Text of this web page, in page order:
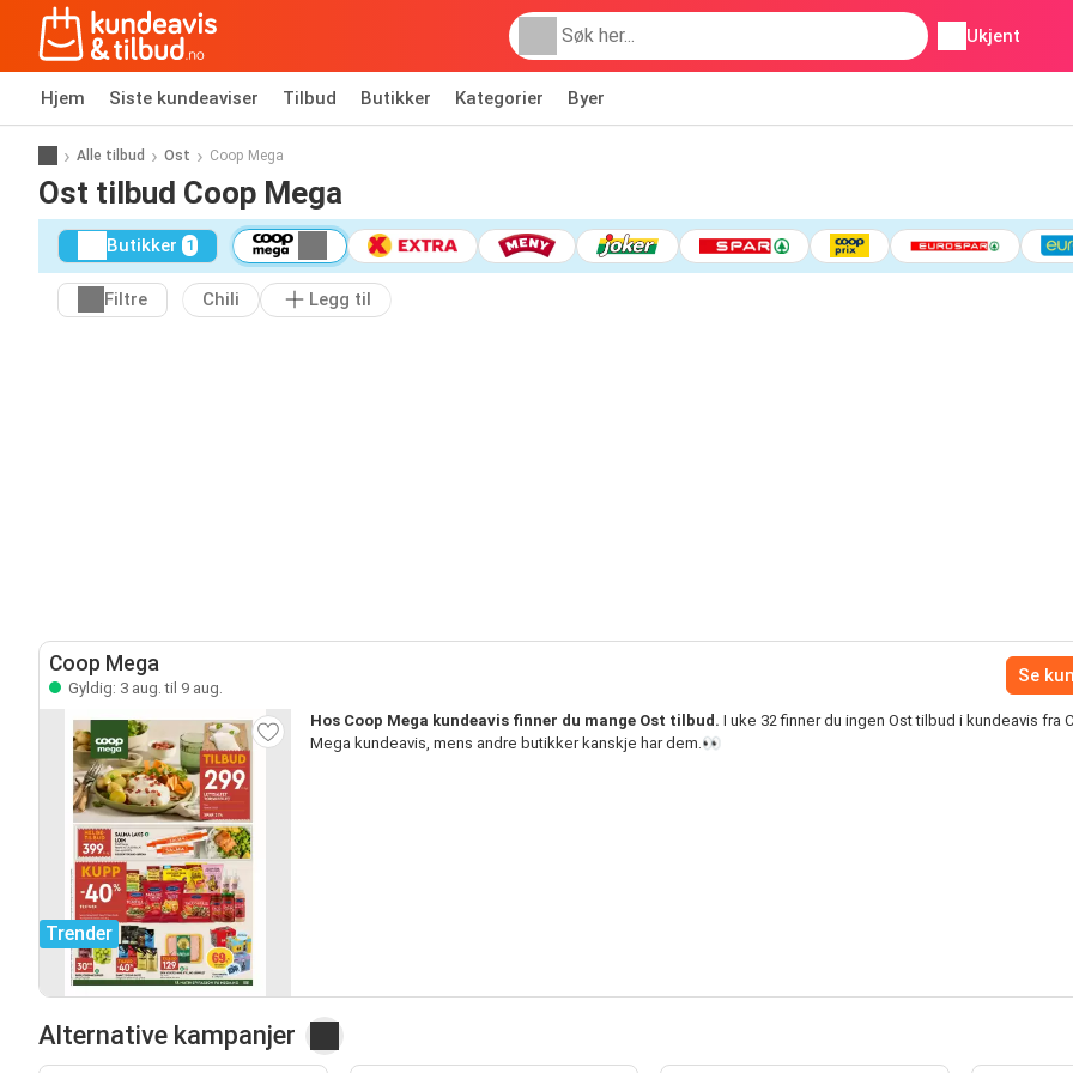
Ukjent
Hjem Siste kundeaviser Tilbud Butikker Kategorier Byer
Alle tilbud Ost Coop Mega
Ost tilbud Coop Mega
Butikker 1
Filtre Chili Legg til
Coop Mega
Gyldig: 3 aug. til 9 aug.
Se
Trender
Hos Coop Mega kundeavis finner du mange Ost tilbud. I uke 32 finner du ingen Ost tilbud i kundeavis fra
Mega kundeavis, mens andre butikker kanskje har dem.👀
Alternative kampanjer